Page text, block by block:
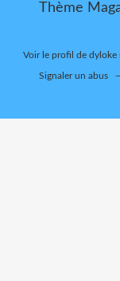
Thème
Voir le profil de dyloke
Signaler un abus